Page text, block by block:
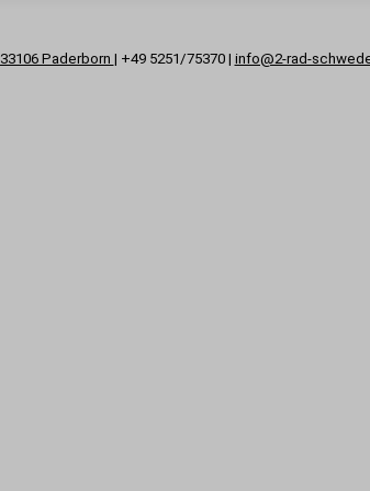
33106 Paderborn | +49 5251/75370 | info@2-rad-